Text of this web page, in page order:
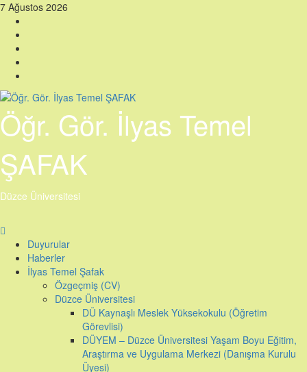
Skip
content
7 Ağustos 2026
Öğr. Gör. İlyas Temel
ŞAFAK
Düzce Üniversitesi
MenuDuyurular
Haberler
İlyas Temel Şafak
Özgeçmiş (CV)
Düzce Üniversitesi
DÜ Kaynaşlı Meslek Yüksekokulu (Öğretim
Görevlisi)
DÜYEM – Düzce Üniversitesi Yaşam Boyu Eğitim,
Araştırma ve Uygulama Merkezi (Danışma Kurulu
Üyesi)